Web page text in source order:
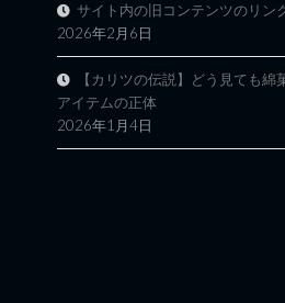
サイト内の旧コンテンツのリン
2026年2月6日
【カリツの伝説】どう見ても綿
アイテムの正体
2026年1月4日